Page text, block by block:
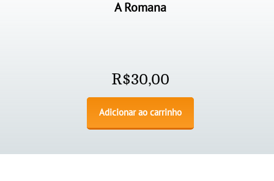
A Romana
R$30,00
Adicionar ao carrinho